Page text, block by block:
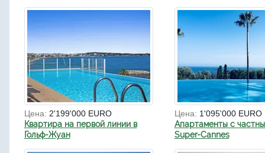
Цена: 2'199'000 EURO
Квартира на первой линии в
Гольф-Жуан
Цена: 1'095'000 EURO
Апартаменты с
Super-Cannes